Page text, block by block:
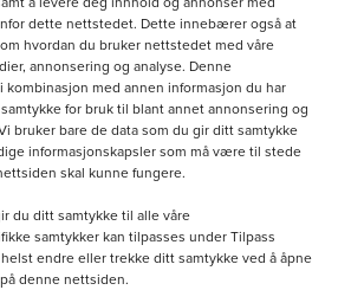
dette nettstedet. Dette innebærer også at
hvordan du bruker nettstedet med våre
annonsering og analyse. Denne
med annen informasjon du har
for bruk til blant annet annonsering og
bruker bare de data som du gir ditt samtykke
informasjonskapsler som må være til stede
skal kunne fungere.
du ditt samtykke til alle våre
samtykker kan tilpasses under Tilpass
endre eller trekke ditt samtykke ved å åpne
denne nettsiden.